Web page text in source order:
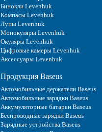
Бинокли Levenhuk
Компасы Levenhuk
Лупы Levenhuk
Монокуляры Levenhuk
Окуляры Levenhuk
Цифровые камеры Levenhuk
Аксессуары Levenhuk
Продукция Baseus
Автомобильные держатели Baseus
Автомобильные зарядки Baseus
Аккумуляторные батареи Baseus
Беспроводные зарядки Baseus
Зарядные устройства Baseus